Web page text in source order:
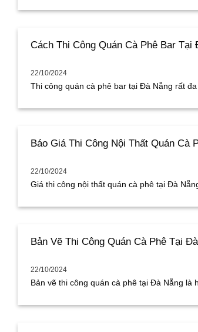
Cách Thi Công Quán Cà Phê Bar Tại
22/10/2024
Thi công quán cà phê bar tại Đà Nẵng rất
Báo Giá Thi Công Nội Thất Quán Cà
22/10/2024
Giá thi công nội thất quán cà phê tại Đà
Bản Vẽ Thi Công Quán Cà Phê Tại
22/10/2024
Bản vẽ thi công quán cà phê tại Đà Nẵng là